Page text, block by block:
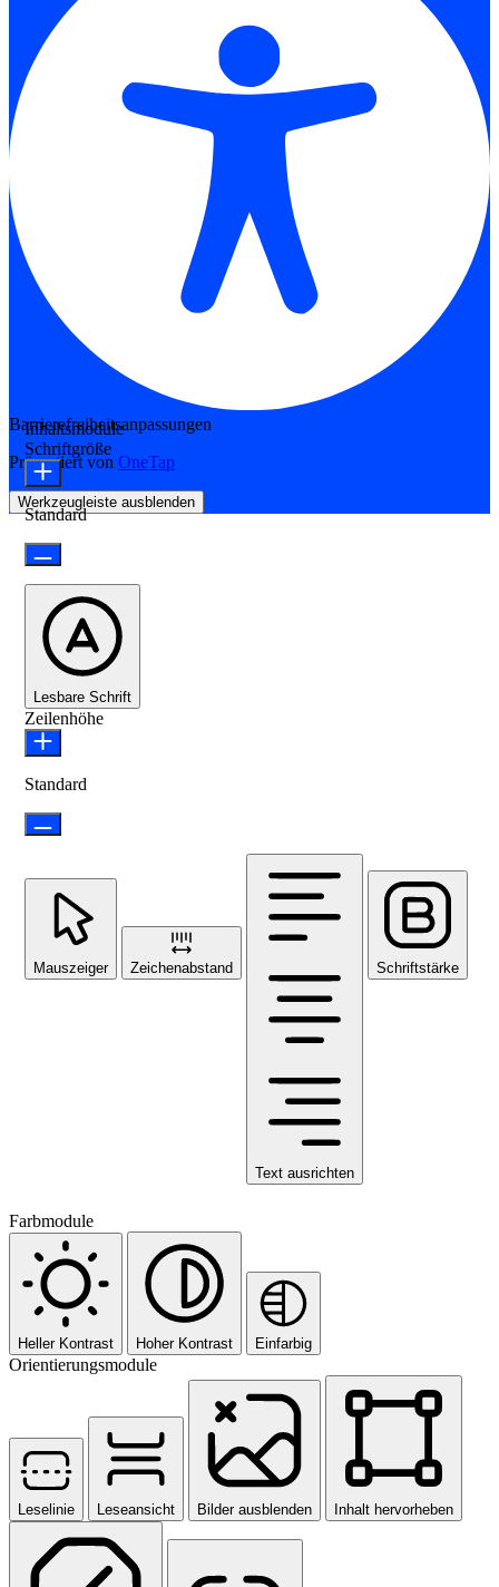
Barrierefreiheitsanpassungen
Präsentiert von OneTap
Werkzeugleiste ausblenden
Inhaltsmodule
Schriftgröße
Standard
Lesbare Schrift
Zeilenhöhe
Standard
Mauszeiger Zeichenabstand
Text ausrichten
Schriftstärke
Farbmodule
Heller Kontrast Hoher Kontrast Einfarbig
Orientierungsmodule
Leselinie Leseansicht Bilder ausblenden Inhalt hervorheben